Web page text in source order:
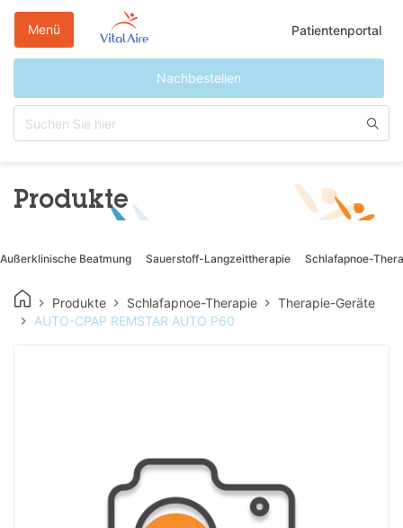
Patientenportal
Nachbestellen
Menü
Produkte
Außerklinische Beatmung Sauerstoff-Langzeittherapie Schlafapnoe-
Produkte Schlafapnoe-Therapie
Therapie-Geräte
AUTO-CPAP REMSTAR AUTO P60